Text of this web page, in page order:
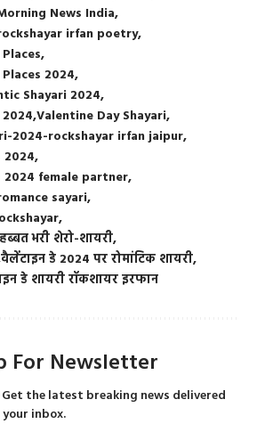
News India
irfan poetry
2024
Shayari 2024
Valentine Day Shayari
2024-rockshayar irfan jaipur
female partner
sayari
भरी शेरो-शायरी
वैलेंटाइन डे 2024 पर रोमांटिक शायरी
डे शायरी रॉकशायर इरफान
For Newsletter
Get the latest breaking news delivered
inbox.